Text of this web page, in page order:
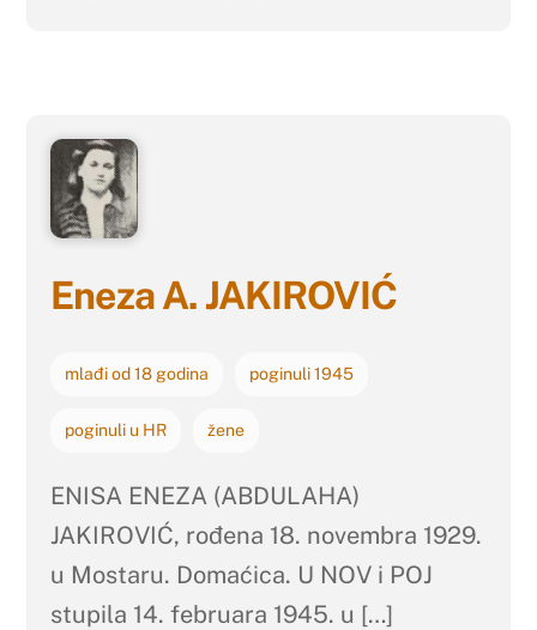
Eneza A. JAKIROVIĆ
mlađi od 18 godina poginuli 1945
poginuli u HR žene
ENISA ENEZA (ABDULAHA)
JAKIROVIĆ, rođena 18. novembra 1929.
u Mostaru. Domaćica. U NOV i POJ
stupila 14. februara 1945. u […]